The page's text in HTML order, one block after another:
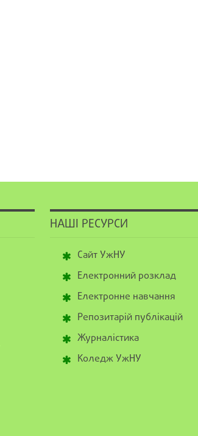
НАШІ РЕСУРСИ
Сайт УжНУ
Електронний розклад
Електронне навчання
Репозитарій публікацій
Журналістика
Коледж УжНУ